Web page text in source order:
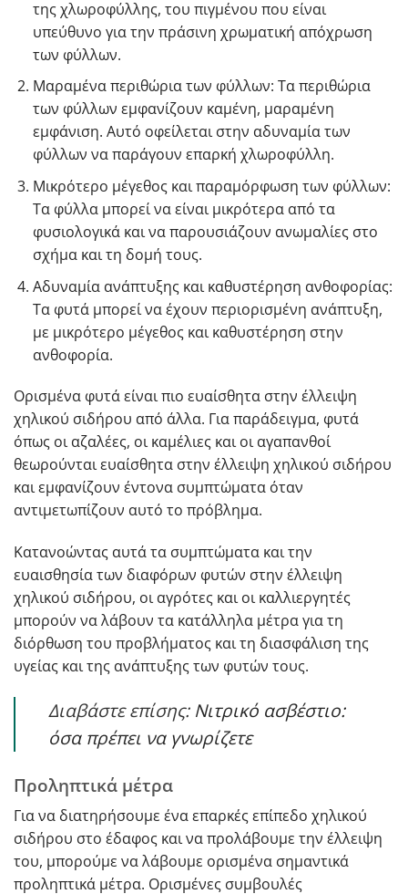
της χλωροφύλλης, του πιγμένου που είναι
υπεύθυνο για την πράσινη χρωματική απόχρωση
των φύλλων.
Μαραμένα περιθώρια των φύλλων: Τα περιθώρια
των φύλλων εμφανίζουν καμένη, μαραμένη
εμφάνιση. Αυτό οφείλεται στην αδυναμία των
φύλλων να παράγουν επαρκή χλωροφύλλη.
Μικρότερο μέγεθος και παραμόρφωση των φύλλων:
Τα φύλλα μπορεί να είναι μικρότερα από τα
φυσιολογικά και να παρουσιάζουν ανωμαλίες στο
σχήμα και τη δομή τους.
Αδυναμία ανάπτυξης και καθυστέρηση ανθοφορίας:
Τα φυτά μπορεί να έχουν περιορισμένη ανάπτυξη,
με μικρότερο μέγεθος και καθυστέρηση στην
ανθοφορία.
Ορισμένα φυτά είναι πιο ευαίσθητα στην έλλειψη
χηλικού σιδήρου από άλλα. Για παράδειγμα, φυτά
όπως οι αζαλέες, οι καμέλιες και οι αγαπανθοί
θεωρούνται ευαίσθητα στην έλλειψη χηλικού σιδήρου
και εμφανίζουν έντονα συμπτώματα όταν
αντιμετωπίζουν αυτό το πρόβλημα.
Κατανοώντας αυτά τα συμπτώματα και την
ευαισθησία των διαφόρων φυτών στην έλλειψη
χηλικού σιδήρου, οι αγρότες και οι καλλιεργητές
μπορούν να λάβουν τα κατάλληλα μέτρα για τη
διόρθωση του προβλήματος και τη διασφάλιση της
υγείας και της ανάπτυξης των φυτών τους.
Διαβάστε επίσης: Νιτρικό ασβέστιο:
όσα πρέπει να γνωρίζετε
Προληπτικά μέτρα
Για να διατηρήσουμε ένα επαρκές επίπεδο χηλικού
σιδήρου στο έδαφος και να προλάβουμε την έλλειψη
του, μπορούμε να λάβουμε ορισμένα σημαντικά
προληπτικά μέτρα. Ορισμένες συμβουλές